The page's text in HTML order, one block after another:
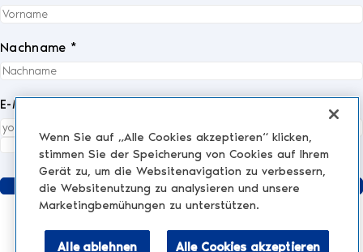
Nachname *
E-Mail *
Ich akzeptiere dieDatenschutzrichtlinievollständig.*
Senden
Wenn Sie auf „Alle Cookies akzeptieren“ klicken,
stimmen Sie der Speicherung von Cookies auf Ihrem
Gerät zu, um die Websitenavigation zu verbessern,
die Websitenutzung zu analysieren und unsere
Marketingbemühungen zu unterstützen.
Alle ablehnen Alle Cookies akzeptieren